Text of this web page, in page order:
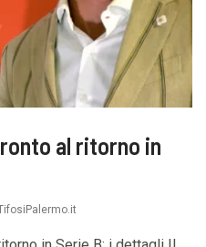
al ritorno in